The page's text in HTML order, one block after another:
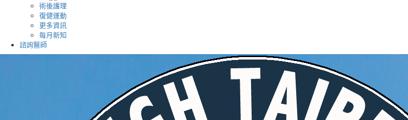
術後護理
復健運動
更多資訊
每月新知
諮詢醫師